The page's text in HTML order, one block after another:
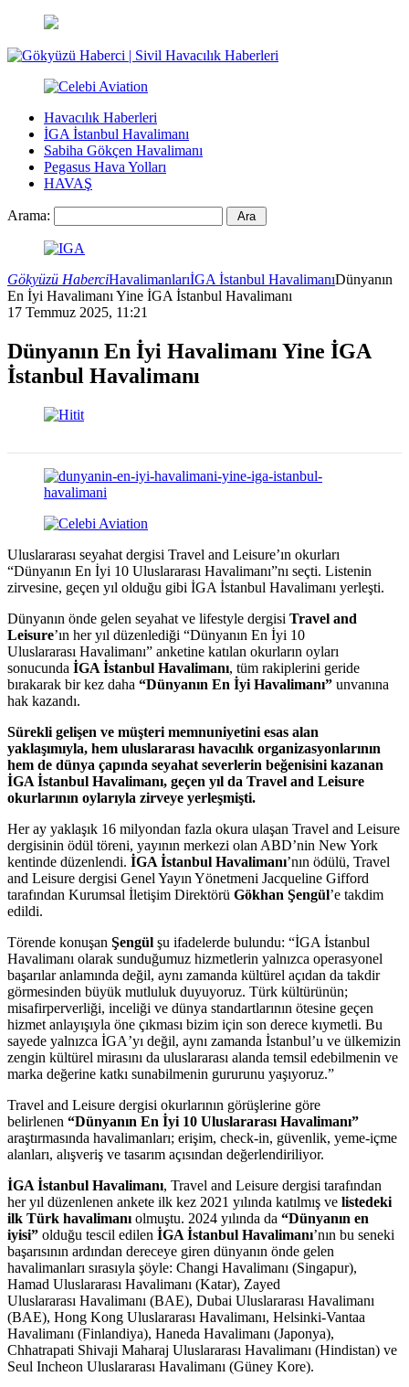
Havacılık Haberleri
İGA İstanbul Havalimanı
Sabiha Gökçen Havalimanı
Pegasus Hava Yolları
HAVAŞ
Arama:
Gökyüzü HaberciHavalimanlarıİGA İstanbul HavalimanıDünyanın
En İyi Havalimanı Yine İGA İstanbul Havalimanı
17 Temmuz 2025, 11:21
Dünyanın En İyi Havalimanı Yine İGA
İstanbul Havalimanı
Uluslararası seyahat dergisi Travel and Leisure’ın okurları
“Dünyanın En İyi 10 Uluslararası Havalimanı”nı seçti. Listenin
zirvesine, geçen yıl olduğu gibi İGA İstanbul Havalimanı yerleşti.
Dünyanın önde gelen seyahat ve lifestyle dergisi Travel and
Leisure’ın her yıl düzenlediği “Dünyanın En İyi 10
Uluslararası Havalimanı” anketine katılan okurların oyları
sonucunda İGA İstanbul Havalimanı, tüm rakiplerini geride
bırakarak bir kez daha “Dünyanın En İyi Havalimanı” unvanına
hak kazandı.
Sürekli gelişen ve müşteri memnuniyetini esas alan
yaklaşımıyla, hem uluslararası havacılık organizasyonlarının
hem de dünya çapında seyahat severlerin beğenisini kazanan
İGA İstanbul Havalimanı, geçen yıl da Travel and Leisure
okurlarının oylarıyla zirveye yerleşmişti.
Her ay yaklaşık 16 milyondan fazla okura ulaşan Travel and Leisure
dergisinin ödül töreni, yayının merkezi olan ABD’nin New York
kentinde düzenlendi. İGA İstanbul Havalimanı’nın ödülü, Travel
and Leisure dergisi Genel Yayın Yönetmeni Jacqueline Gifford
tarafından Kurumsal İletişim Direktörü Gökhan Şengül’e takdim
edildi.
Törende konuşan Şengül şu ifadelerde bulundu: “İGA İstanbul
Havalimanı olarak sunduğumuz hizmetlerin yalnızca operasyonel
başarılar anlamında değil, aynı zamanda kültürel açıdan da takdir
görmesinden büyük mutluluk duyuyoruz. Türk kültürünün;
misafirperverliği, inceliği ve dünya standartlarının ötesine geçen
hizmet anlayışıyla öne çıkması bizim için son derece kıymetli. Bu
sayede yalnızca İGA’yı değil, aynı zamanda İstanbul’u ve ülkemizin
zengin kültürel mirasını da uluslararası alanda temsil edebilmenin ve
marka değerine katkı sunabilmenin gururunu yaşıyoruz.”
Travel and Leisure dergisi okurlarının görüşlerine göre
belirlenen “Dünyanın En İyi 10 Uluslararası Havalimanı”
araştırmasında havalimanları; erişim, check-in, güvenlik, yeme-içme
alanları, alışveriş ve tasarım açısından değerlendiriliyor.
İGA İstanbul Havalimanı, Travel and Leisure dergisi tarafından
her yıl düzenlenen ankete ilk kez 2021 yılında katılmış ve listedeki
ilk Türk havalimanı olmuştu. 2024 yılında da “Dünyanın en
iyisi” olduğu tescil edilen İGA İstanbul Havalimanı’nın bu seneki
başarısının ardından dereceye giren dünyanın önde gelen
havalimanları sırasıyla şöyle: Changi Havalimanı (Singapur),
Hamad Uluslararası Havalimanı (Katar), Zayed
Uluslararası Havalimanı (BAE), Dubai Uluslararası Havalimanı
(BAE), Hong Kong Uluslararası Havalimanı, Helsinki-Vantaa
Havalimanı (Finlandiya), Haneda Havalimanı (Japonya),
Chhatrapati Shivaji Maharaj Uluslararası Havalimanı (Hindistan) ve
Seul Incheon Uluslararası Havalimanı (Güney Kore).